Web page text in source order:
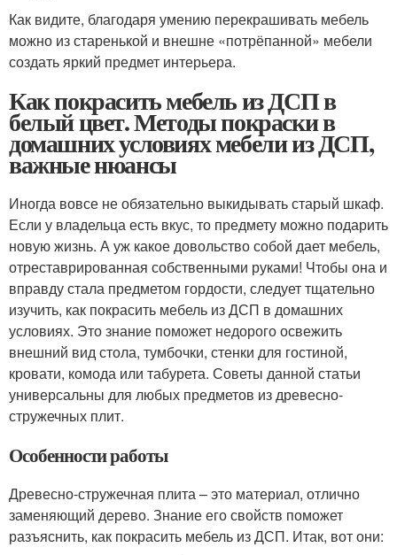
Как видите, благодаря умению перекрашивать мебель
можно из старенькой и внешне «потрёпанной» мебели
создать яркий предмет интерьера.
Как покрасить мебель из ДСП в
белый цвет. Методы покраски в
домашних условиях мебели из ДСП,
важные нюансы
Иногда вовсе не обязательно выкидывать старый шкаф.
Если у владельца есть вкус, то предмету можно подарить
новую жизнь. А уж какое довольство собой дает мебель,
отреставрированная собственными руками! Чтобы она и
вправду стала предметом гордости, следует тщательно
изучить, как покрасить мебель из ДСП в домашних
условиях. Это знание поможет недорого освежить
внешний вид стола, тумбочки, стенки для гостиной,
кровати, комода или табурета. Советы данной статьи
универсальны для любых предметов из древесно-
стружечных плит.
Особенности работы
Древесно-стружечная плита – это материал, отлично
заменяющий дерево. Знание его свойств поможет
разъяснить, как покрасить мебель из ДСП. Итак, вот они: